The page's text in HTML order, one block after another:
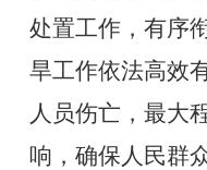
处置工作，有序
旱工作依法高效
人员伤亡，最大
响，确保人民群